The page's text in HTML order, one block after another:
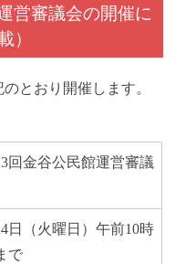
営審議会の開催に
）
とおり開催します。
回金谷公民館運営審議
日（火曜日）午前10時
で